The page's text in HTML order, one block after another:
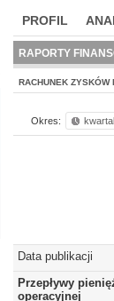
PROFIL
RAPORTY
RACHUNEK ZYSKÓW
Okres:
Data publikacji
Przepływy
operacyjnej